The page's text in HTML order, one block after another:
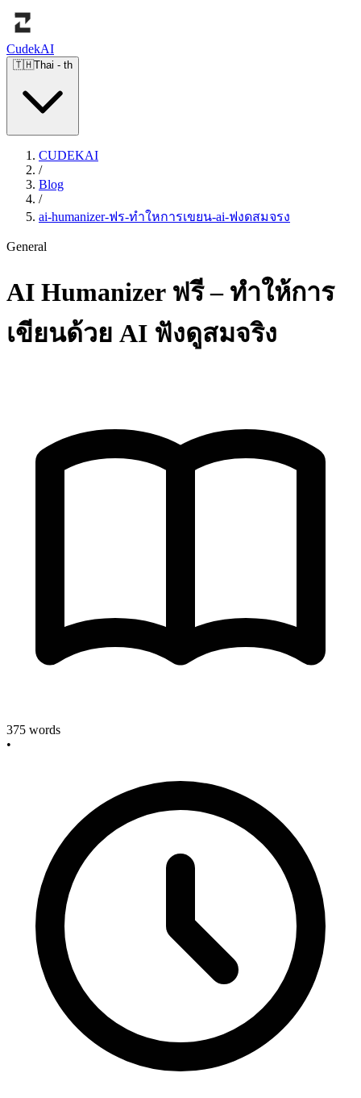
CudekAI
🇹🇭Thai - th
CUDEKAI
/
Blog
/
ai-humanizer-ฟร-ทำใหการเขยน-ai-ฟงดสมจรง
General
AI Humanizer ฟรี – ทำให้การ
เขียนด้วย AI ฟังดูสมจริง
375 words
•